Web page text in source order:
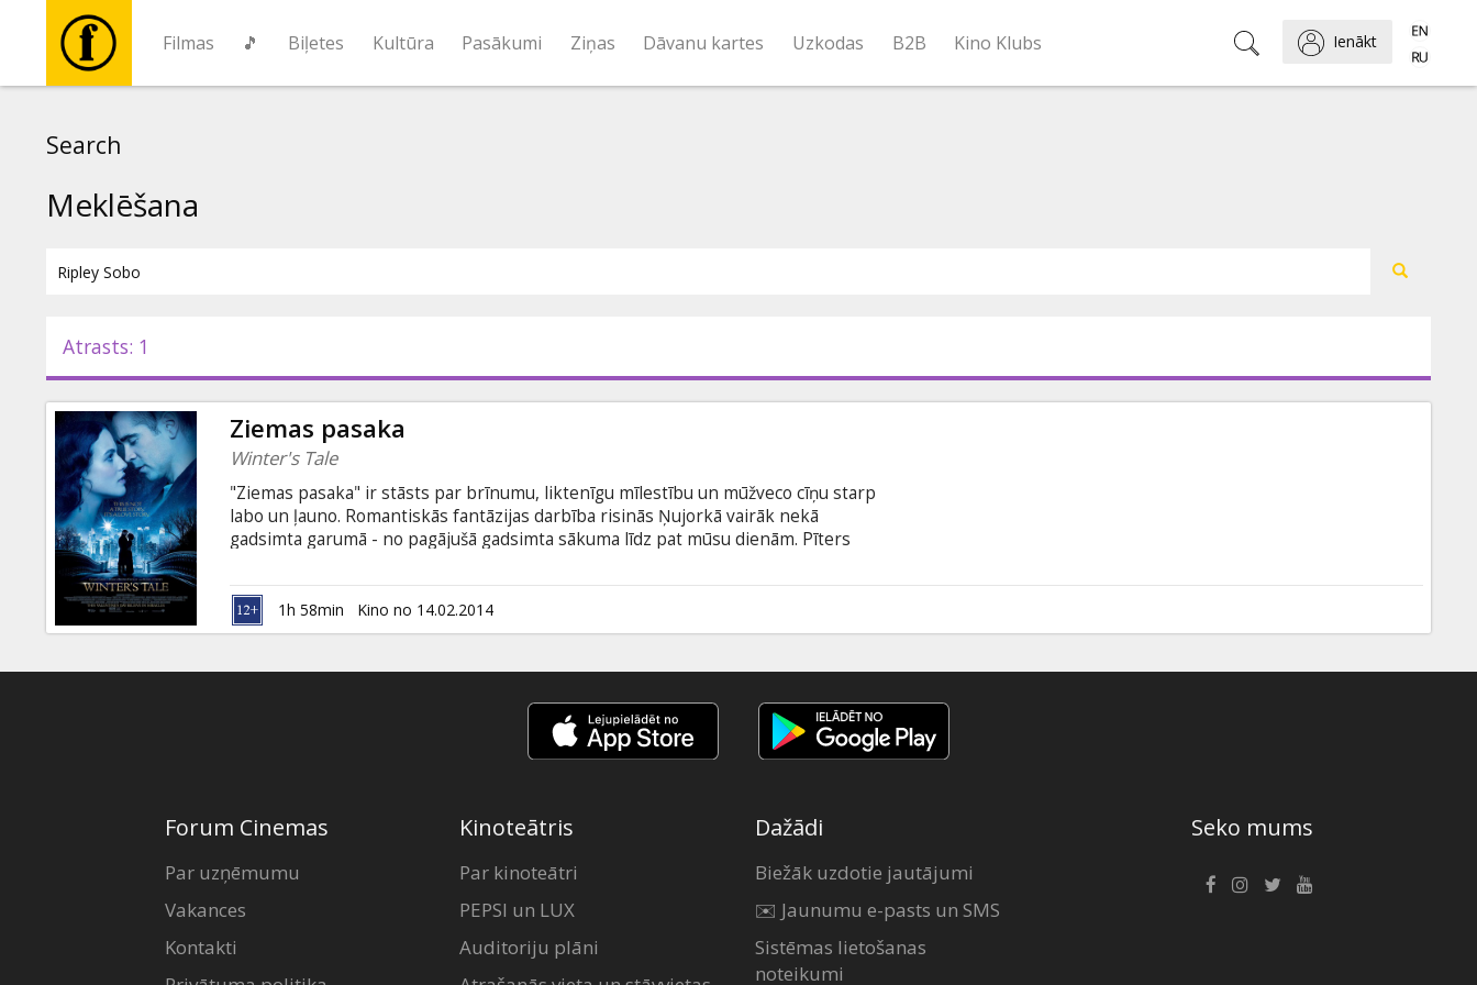
Filmas 🎵 Biļetes Kultūra Pasākumi Ziņas Dāvanu kartes Uzkodas B2B Kino Klubs Ienākt
Pasākumi
Ziņas
Dāvanu
kartes
Uzkodas
B2B
Search
Meklēšana
Atrasts: 1
Ziemas pasaka
Winter's Tale
"Ziemas pasaka" ir stāsts par brīnumu, liktenīgu mīlestību un mūžveco cīņu starp
labo un ļauno. Romantiskās fantāzijas darbība risinās Ņujorkā vairāk nekā
gadsimta garumā - no pagājušā gadsimta sākuma līdz pat mūsu dienām. Pīters
ziemas naktī viņš ielaužas šķietami tukšā greznā savrupmājā, taču sastop tur
saimnieka meitu Beverliju - daiļu meiteni, kura mirst no diloņa. Tā sākas Pītera un
Beverlijas maģiskais mīlasstāsts, kas turpinās pat pēc meitenes nāves.
1h 58min Kino no 14.02.2014
Forum Cinemas
Par uzņēmumu
Vakances
Kontakti
Kinoteātris
Par kinoteātri
PEPSI un LUX
Auditoriju plāni
Dažādi
Biežāk uzdotie jautājumi
✉️ Jaunumu e-pasts un SMS
Sistēmas lietošanas
noteikumi
Seko mums